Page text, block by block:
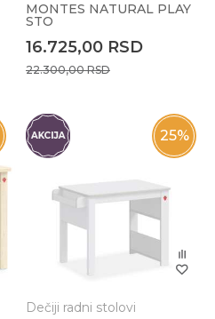
MONTES NATURAL PLAY
STO
16.725,00 RSD
22.300,00RSD
25%
Dečiji radni stolovi